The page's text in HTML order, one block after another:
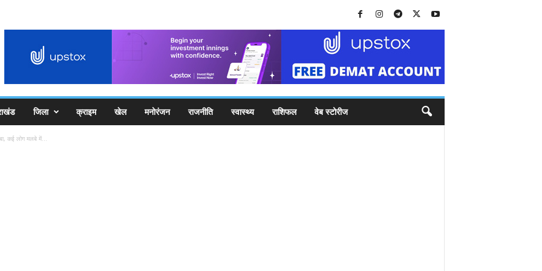
जिला क्राइम खेल मनोरंजन राजनीति स्वास्थ्य राशिफल वेब स्टोरीज
कई लोग मलबे में...